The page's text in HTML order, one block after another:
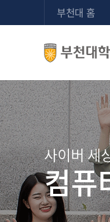
부천대 홈
사이버 세
컴퓨